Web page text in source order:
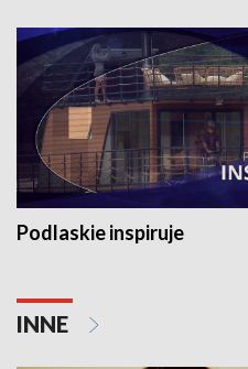
Podlaskie inspiruje
INNE